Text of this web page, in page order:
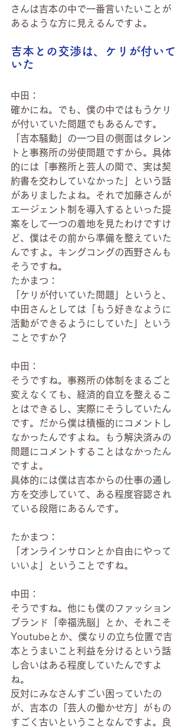
さんは吉本の中で一番言いたいことが
あるような方に見えるんですよ。
吉本との交渉は、ケリが付いて
いた
中田：
確かにね。でも、僕の中ではもうケリ
が付いていた問題でもあるんです。
「吉本騒動」の一つ目の側面はタレン
トと事務所の労使問題ですから。具体
的には「事務所と芸人の間で、実は契
約書を交わしていなかった」という話
がありましたよね。それで加藤さんが
エージェント制を導入するといった提
案をして一つの着地を見たわけですけ
ど、僕はその前から準備を整えていた
んですよ。キングコングの西野さんも
そうですね。
たかまつ：
「ケリが付いていた問題」というと、
中田さんとしては「もう好きなように
活動ができるようにしていた」という
ことですか？
中田：
そうですね。事務所の体制をまるごと
変えなくても、経済的自立を整えるこ
とはできるし、実際にそうしていたん
です。だから僕は積極的にコメントし
なかったんですよね。もう解決済みの
問題にコメントすることはなかったん
ですよ。
具体的には僕は吉本からの仕事の通し
方を交渉していて、ある程度容認され
ている段階にあるんです。
たかまつ：
「オンラインサロンとか自由にやって
いいよ」ということですね。
中田：
そうですね。他にも僕のファッション
ブランド「幸福洗脳」とか、それこそ
Youtubeとか、僕なりの立ち位置で吉
本とうまいこと利益を分けるという話
し合いはある程度していたんですよ
ね。
反対にみなさんすごい困っていたの
が、吉本の「芸人の働かせ方」がもの
すごく古いということなんですよ。良